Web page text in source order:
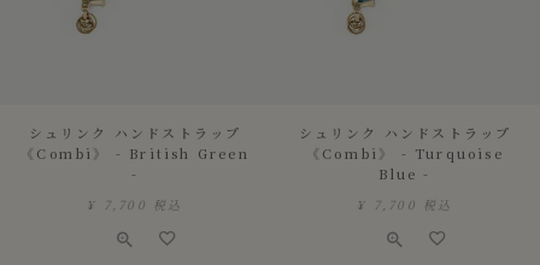
シュリンク ハンドストラップ
《Combi》 - British Green
-
¥ 7,700 税込
シュリンク ハンドストラップ
《Combi》 - Turquoise
Blue -
¥ 7,700 税込